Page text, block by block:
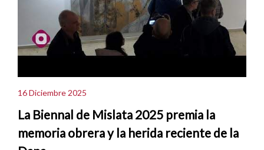
16 Diciembre 2025
La Biennal de Mislata 2025 premia la
memoria obrera y la herida reciente de la